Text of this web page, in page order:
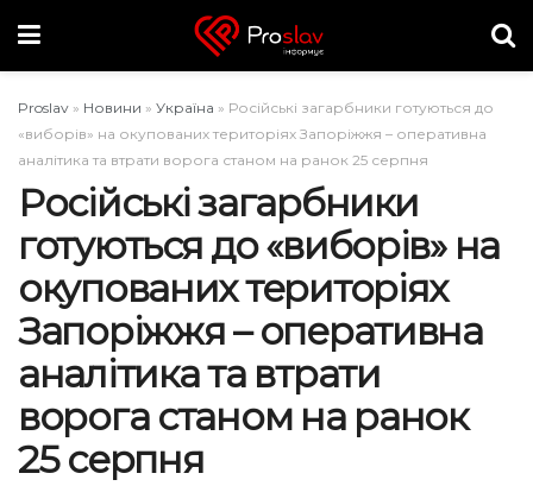
Proslav » Новини » Україна » Російські загарбники готуються до
«виборів» на окупованих територіях Запоріжжя – оперативна
аналітика та втрати ворога станом на ранок 25 серпня
Російські загарбники
готуються до «виборів» на
окупованих територіях
Запоріжжя – оперативна
аналітика та втрати
ворога станом на ранок
25 серпня